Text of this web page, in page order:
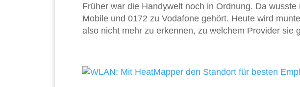
Früher war die Handywelt noch in Ordnung. Da
Mobile und 0172 zu Vodafone gehört. Heute wird
also nicht mehr zu erkennen, zu welchem Provider sie